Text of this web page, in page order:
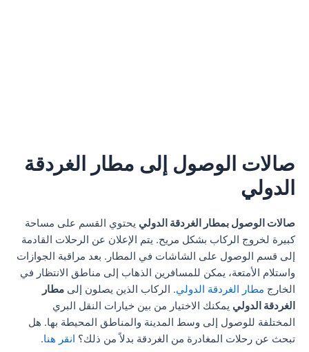
صالات الوصول إلى مطار الغردقة
الدولي
صالات الوصول بمطار الغردقة الدولي يحتوي القسم على مساحة
كبيرة لخروج الركاب بشكل مريح. يتم الإعلان عن الرحلات القادمة
إلى قسم الوصول على الشاشات في المطار. بعد مراقبة الجوازات
واستلام الأمتعة، يمكن للمسافرين الذهاب إلى مناطق الانتظار في
الخارج مطار الغردقة الدولي. الركاب الذين يصلون إلى مطار
الغردقة الدولي يمكنك الاختيار من بين خيارات النقل البري
المختلفة للوصول إلى وسط المدينة والمناطق المحيطة بها. هل
تبحث عن رحلات المغادرة من الغردقة بدلاً من ذلك؟ انقر هنا.